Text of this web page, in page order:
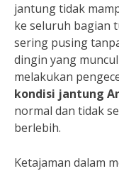
jantung tidak
ke seluruh bagian
sering pusing
dingin yang
melakukan
kondisi jantung
normal dan tidak
berlebih.
Ketajaman dalam